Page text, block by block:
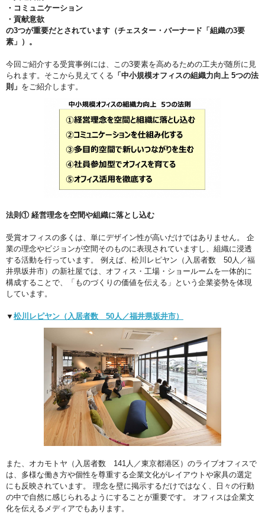
・コミュニケーション
・貢献意欲
の3つが重要だとされています（チェスター・バーナード「組織の3要
素」）。
今回ご紹介する受賞事例には、この3要素を高めるための工夫が随所に見
られます。そこから見えてくる 「中小規模オフィスの組織力向上 5つの法
則」 をご紹介します。
法則① 経営理念を空間や組織に落とし込む
受賞オフィスの多くは、単にデザイン性が高いだけではありません。 企
業の理念やビジョンが空間そのものに表現されていますし、組織に浸透
する活動を行っています。 例えば、松川レピヤン（入居者数 50人／福
井県坂井市）の新社屋では、オフィス・工場・ショールームを一体的に
構成することで、「ものづくりの価値を伝える」という企業姿勢を体現
しています。
▼ 松川レピヤン（入居者数 50人／福井県坂井市）
また、オカモトヤ（入居者数 141人／東京都港区）のライブオフィスで
は、多様な働き方や個性を尊重する企業文化がレイアウトや家具の選定
にも反映されています。 理念を壁に掲示するだけではなく、日々の行動
の中で自然に感じられるようにすることが重要です。 オフィスは企業文
化を伝えるメディアでもあります。